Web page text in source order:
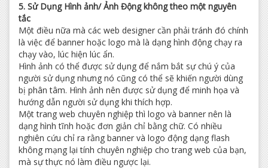
5. Sử Dụng Hình ảnh/ Ảnh Động không theo một nguyên
tắc
Một điều nữa mà các web designer cần phải tránh đó chính
là việc để banner hoặc logo mà là dạng hình động chạy ra
chạy vào, lúc hiện lúc ẩn.
Hình ảnh có thể được sử dụng để nắm bắt sự chú ý của
người sử dụng nhưng nó cũng có thể sẽ khiến người dùng
bị phân tâm. Hình ảnh nên được sử dụng để minh họa và
hướng dẫn người sử dụng khi thích hợp.
Một trang web chuyên nghiệp thì logo và banner nên là
dạng hình tĩnh hoặc đơn giản chỉ bằng chữ. Có nhiều
nghiên cứu chỉ ra rằng banner và logo động dạng flash
không mạng lại tính chuyên nghiệp cho trang web của bạn,
mà sự thực nó làm điều ngược lại.